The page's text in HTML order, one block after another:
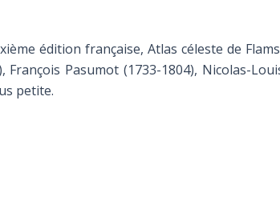
édition française, Atlas céleste de
Pasumot (1733-1804), Nicolas-
petite.